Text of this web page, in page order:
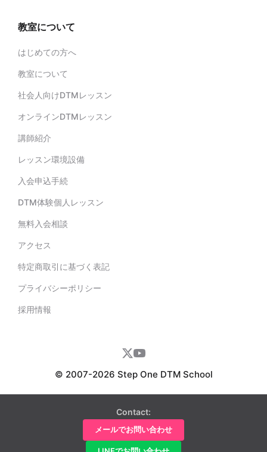
教室について
はじめての方へ
教室について
社会人向けDTMレッスン
オンラインDTMレッスン
講師紹介
レッスン環境設備
入会申込手続
DTM体験個人レッスン
無料入会相談
アクセス
特定商取引に基づく表記
プライバシーポリシー
採用情報
© 2007-2026 Step One DTM School
Contact:
メールでお問い合わせ